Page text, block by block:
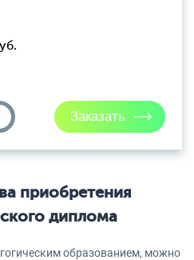
приобретения
диплома
образованием, можно